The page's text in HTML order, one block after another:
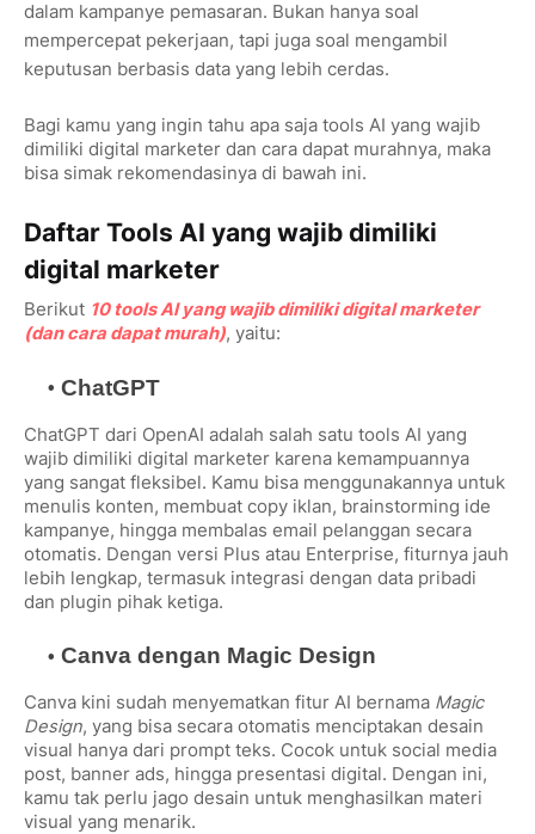
dalam kampanye pemasaran. Bukan hanya soal
mempercepat pekerjaan, tapi juga soal mengambil
keputusan berbasis data yang lebih cerdas.
Bagi kamu yang ingin tahu apa saja tools AI yang wajib
dimiliki digital marketer dan cara dapat murahnya, maka
bisa simak rekomendasinya di bawah ini.
Daftar Tools AI yang wajib dimiliki
digital marketer
Berikut 10 tools AI yang wajib dimiliki digital marketer
(dan cara dapat murah), yaitu:
ChatGPT
ChatGPT dari OpenAI adalah salah satu tools AI yang
wajib dimiliki digital marketer karena kemampuannya
yang sangat fleksibel. Kamu bisa menggunakannya untuk
menulis konten, membuat copy iklan, brainstorming ide
kampanye, hingga membalas email pelanggan secara
otomatis. Dengan versi Plus atau Enterprise, fiturnya jauh
lebih lengkap, termasuk integrasi dengan data pribadi
dan plugin pihak ketiga.
Canva dengan Magic Design
Canva kini sudah menyematkan fitur AI bernama Magic
Design, yang bisa secara otomatis menciptakan desain
visual hanya dari prompt teks. Cocok untuk social media
post, banner ads, hingga presentasi digital. Dengan ini,
kamu tak perlu jago desain untuk menghasilkan materi
visual yang menarik.